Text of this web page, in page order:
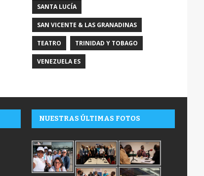
SANTA LUCÍA
SAN VICENTE & LAS GRANADINAS
TEATRO TRINIDAD Y TOBAGO
VENEZUELA ES
NUESTRAS ÚLTIMAS FOTOS